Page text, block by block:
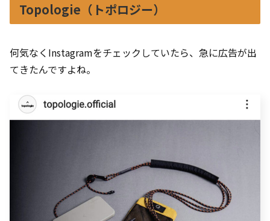
Topologie（トポロジー）
何気なくInstagramをチェックしていたら、急に広告が出
てきたんですよね。